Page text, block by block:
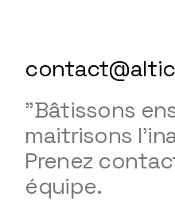
"Bâtissons
maitrisons
Prenez
équipe.